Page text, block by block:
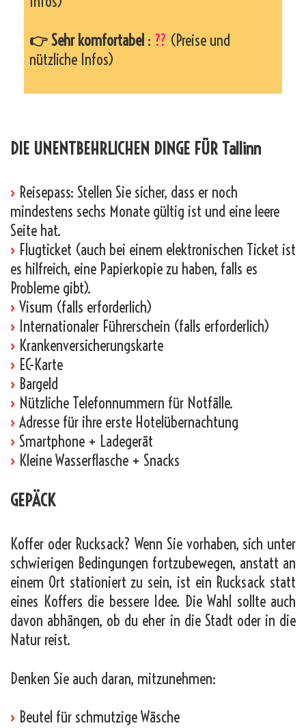
👉 Sehr komfortabel : ?? (Preise und
nützliche Infos)
DIE UNENTBEHRLICHEN DINGE FÜR Tallinn
› Reisepass: Stellen Sie sicher, dass er noch
mindestens sechs Monate gültig ist und eine leere
Seite hat.
› Flugticket (auch bei einem elektronischen Ticket ist
es hilfreich, eine Papierkopie zu haben, falls es
Probleme gibt).
› Visum (falls erforderlich)
› Internationaler Führerschein (falls erforderlich)
› Krankenversicherungskarte
› EC-Karte
› Bargeld
› Nützliche Telefonnummern für Notfälle.
› Adresse für ihre erste Hotelübernachtung
› Smartphone + Ladegerät
› Kleine Wasserflasche + Snacks
GEPÄCK
Koffer oder Rucksack? Wenn Sie vorhaben, sich unter
schwierigen Bedingungen fortzubewegen, anstatt an
einem Ort stationiert zu sein, ist ein Rucksack statt
eines Koffers die bessere Idee. Die Wahl sollte auch
davon abhängen, ob du eher in die Stadt oder in die
Natur reist.
Denken Sie auch daran, mitzunehmen:
› Beutel für schmutzige Wäsche